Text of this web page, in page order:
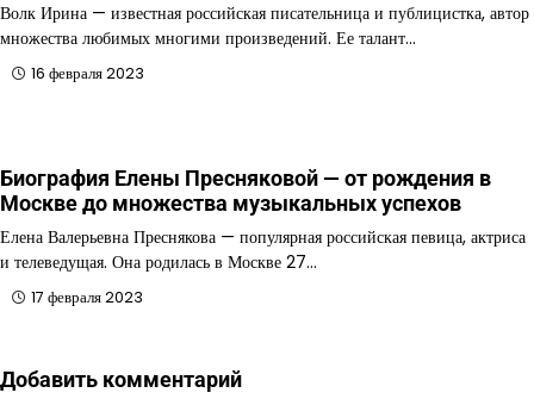
Волк Ирина — известная российская писательница и публицистка, автор
множества любимых многими произведений. Ее талант…
16 февраля 2023
Биография Елены Пресняковой — от рождения в
Москве до множества музыкальных успехов
Елена Валерьевна Преснякова — популярная российская певица, актриса
и телеведущая. Она родилась в Москве 27…
17 февраля 2023
Добавить комментарий